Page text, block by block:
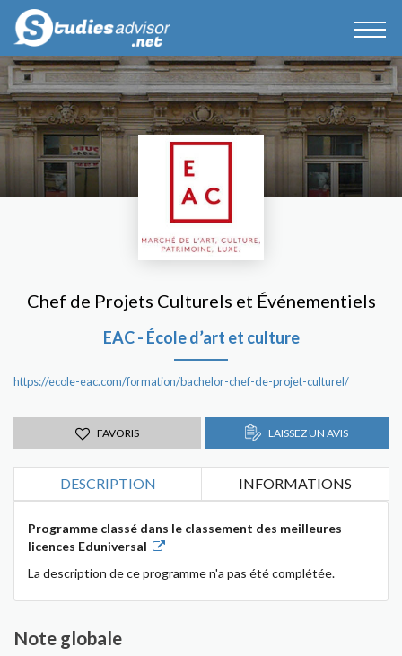
Chef de Projets Culturels et Événementiels
EAC - École d’art et culture
https://ecole-eac.com/formation/bachelor-chef-de-projet-culturel/
FAVORIS LAISSEZ UN AVIS
DESCRIPTION INFORMATIONS
Programme classé dans le classement des meilleures
licences Eduniversal
La description de ce programme n'a pas été complétée.
Note globale